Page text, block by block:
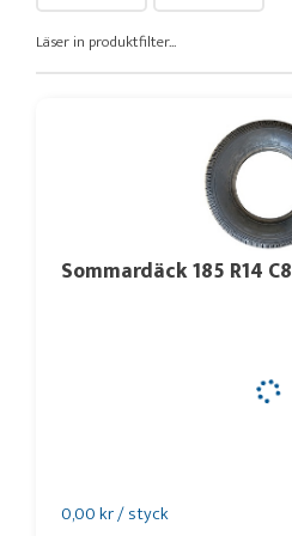
Läser in produktfilter...
Sommardäck 185 R14 C8
0,00 kr / styck